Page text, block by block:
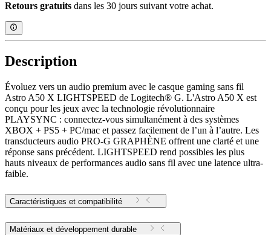
Retours gratuits dans les 30 jours suivant votre achat.
Description
Évoluez vers un audio premium avec le casque gaming sans fil
Astro A50 X LIGHTSPEED de Logitech® G. L'Astro A50 X est
conçu pour les jeux avec la technologie révolutionnaire
PLAYSYNC : connectez-vous simultanément à des systèmes
XBOX + PS5 + PC/mac et passez facilement de l’un à l’autre. Les
transducteurs audio PRO-G GRAPHÈNE offrent une clarté et une
réponse sans précédent. LIGHTSPEED rend possibles les plus
hauts niveaux de performances audio sans fil avec une latence ultra-
faible.
Caractéristiques et compatibilité
Matériaux et développement durable